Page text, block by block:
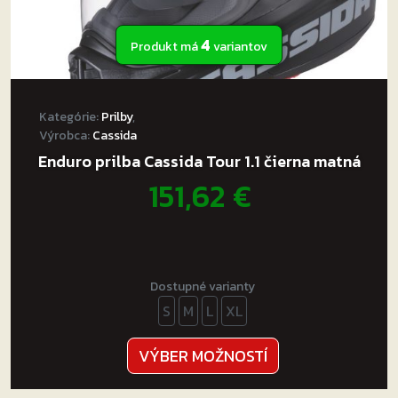
Produkt má4variantov
Kategórie:Prilby,
Výrobca:Cassida
Enduro prilba Cassida Tour 1.1 čierna matná
151,62 €
Dostupné varianty
S M L XL
VÝBER MOŽNOSTÍ
produkt